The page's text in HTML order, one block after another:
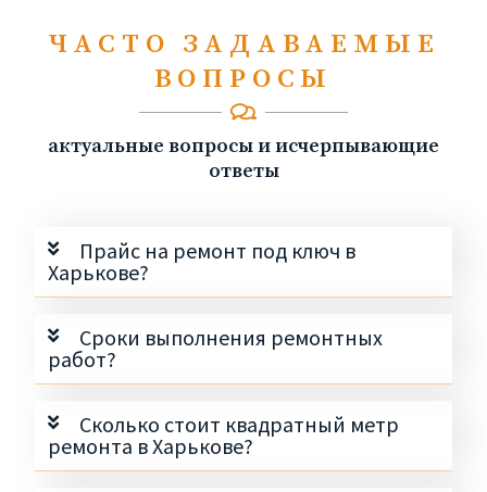
ЧАСТО ЗАДАВАЕМЫЕ
ВОПРОСЫ
актуальные вопросы и исчерпывающие
ответы
Прайс на ремонт под ключ в
Харькове?
Сроки выполнения ремонтных
работ?
Сколько стоит квадратный метр
ремонта в Харькове?